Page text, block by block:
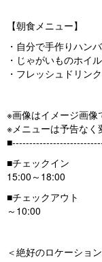
【朝食メニュー】
・自分で手作りハン
・じゃがいものホイ
・フレッシュドリンク
※画像はイメージ画像
※メニューは予告なく
■チェックイン
15:00～18:00
■チェックアウト
～10:00
＜絶好のロケーショ